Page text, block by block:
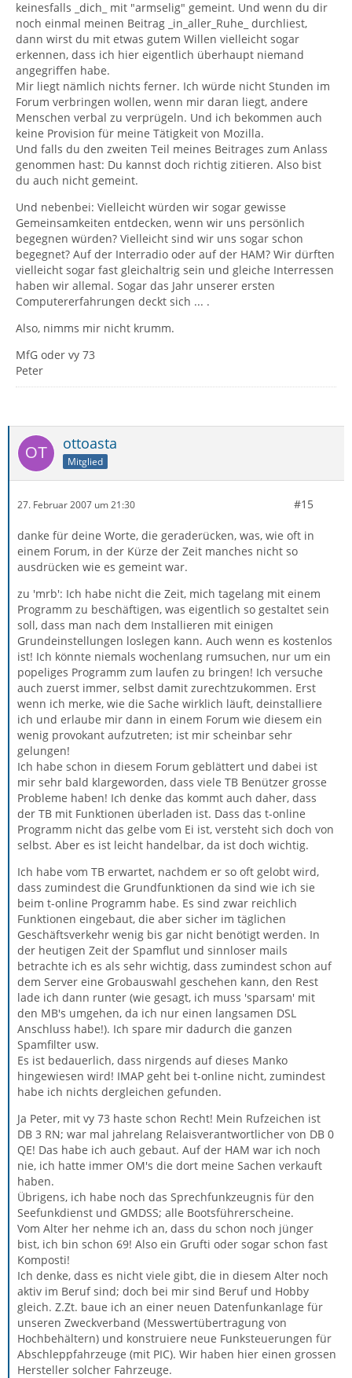
keinesfalls _dich_ mit "armselig" gemeint. Und wenn du dir
noch einmal meinen Beitrag _in_aller_Ruhe_ durchliest,
dann wirst du mit etwas gutem Willen vielleicht sogar
erkennen, dass ich hier eigentlich überhaupt niemand
angegriffen habe.
Mir liegt nämlich nichts ferner. Ich würde nicht Stunden im
Forum verbringen wollen, wenn mir daran liegt, andere
Menschen verbal zu verprügeln. Und ich bekommen auch
keine Provision für meine Tätigkeit von Mozilla.
Und falls du den zweiten Teil meines Beitrages zum Anlass
genommen hast: Du kannst doch richtig zitieren. Also bist
du auch nicht gemeint.
Und nebenbei: Vielleicht würden wir sogar gewisse
Gemeinsamkeiten entdecken, wenn wir uns persönlich
begegnen würden? Vielleicht sind wir uns sogar schon
begegnet? Auf der Interradio oder auf der HAM? Wir dürften
vielleicht sogar fast gleichaltrig sein und gleiche Interressen
haben wir allemal. Sogar das Jahr unserer ersten
Computererfahrungen deckt sich ... .
Also, nimms mir nicht krumm.
MfG oder vy 73
Peter
ottoasta
Mitglied
27. Februar 2007 um 21:30 #15
danke für deine Worte, die geraderücken, was, wie oft in
einem Forum, in der Kürze der Zeit manches nicht so
ausdrücken wie es gemeint war.
zu 'mrb': Ich habe nicht die Zeit, mich tagelang mit einem
Programm zu beschäftigen, was eigentlich so gestaltet sein
soll, dass man nach dem Installieren mit einigen
Grundeinstellungen loslegen kann. Auch wenn es kostenlos
ist! Ich könnte niemals wochenlang rumsuchen, nur um ein
popeliges Programm zum laufen zu bringen! Ich versuche
auch zuerst immer, selbst damit zurechtzukommen. Erst
wenn ich merke, wie die Sache wirklich läuft, deinstalliere
ich und erlaube mir dann in einem Forum wie diesem ein
wenig provokant aufzutreten; ist mir scheinbar sehr
gelungen!
Ich habe schon in diesem Forum geblättert und dabei ist
mir sehr bald klargeworden, dass viele TB Benützer grosse
Probleme haben! Ich denke das kommt auch daher, dass
der TB mit Funktionen überladen ist. Dass das t-online
Programm nicht das gelbe vom Ei ist, versteht sich doch von
selbst. Aber es ist leicht handelbar, da ist doch wichtig.
Ich habe vom TB erwartet, nachdem er so oft gelobt wird,
dass zumindest die Grundfunktionen da sind wie ich sie
beim t-online Programm habe. Es sind zwar reichlich
Funktionen eingebaut, die aber sicher im täglichen
Geschäftsverkehr wenig bis gar nicht benötigt werden. In
der heutigen Zeit der Spamflut und sinnloser mails
betrachte ich es als sehr wichtig, dass zumindest schon auf
dem Server eine Grobauswahl geschehen kann, den Rest
lade ich dann runter (wie gesagt, ich muss 'sparsam' mit
den MB's umgehen, da ich nur einen langsamen DSL
Anschluss habe!). Ich spare mir dadurch die ganzen
Spamfilter usw.
Es ist bedauerlich, dass nirgends auf dieses Manko
hingewiesen wird! IMAP geht bei t-online nicht, zumindest
habe ich nichts dergleichen gefunden.
Ja Peter, mit vy 73 haste schon Recht! Mein Rufzeichen ist
DB 3 RN; war mal jahrelang Relaisverantwortlicher von DB 0
QE! Das habe ich auch gebaut. Auf der HAM war ich noch
nie, ich hatte immer OM's die dort meine Sachen verkauft
haben.
Übrigens, ich habe noch das Sprechfunkzeugnis für den
Seefunkdienst und GMDSS; alle Bootsführerscheine.
Vom Alter her nehme ich an, dass du schon noch jünger
bist, ich bin schon 69! Also ein Grufti oder sogar schon fast
Komposti!
Ich denke, dass es nicht viele gibt, die in diesem Alter noch
aktiv im Beruf sind; doch bei mir sind Beruf und Hobby
gleich. Z.Zt. baue ich an einer neuen Datenfunkanlage für
unseren Zweckverband (Messwertübertragung von
Hochbehältern) und konstruiere neue Funksteuerungen für
Abschleppfahrzeuge (mit PIC). Wir haben hier einen grossen
Hersteller solcher Fahrzeuge.